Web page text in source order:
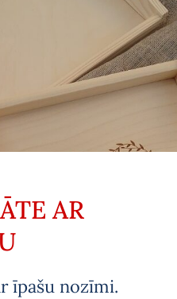
AR
īpašu nozīmi.